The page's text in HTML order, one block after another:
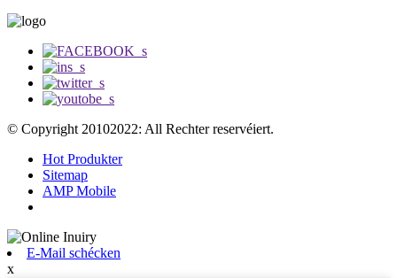
© Copyright 20102022: All Rechter reservéiert.
Hot Produkter
Sitemap
AMP Mobile
E-Mail schécken
x